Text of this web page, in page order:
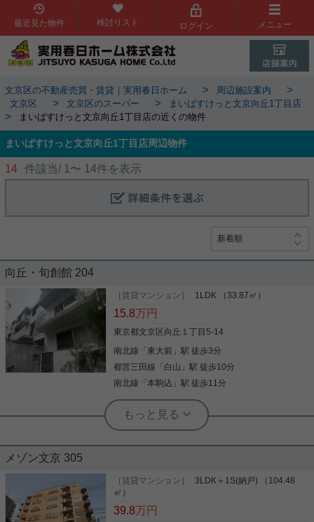
最近見た物件 検討リスト ログイン メニュー
文京区の不動産売買・賃貸｜実用春日ホーム > 周辺施設案内 >
文京区 > 文京区のスーパー > まいばすけっと文京向丘1丁目店
> まいばすけっと文京向丘1丁目店の近くの物件
まいばすけっと文京向丘1丁目店周辺物件
14 件該当/ 1 〜 14件を表示
向丘・旬創館 204
［賃貸マンション］ 1LDK （33.87㎡）
15.8万円
東京都文京区向丘１丁目5-14
南北線 「 東大前 」駅 徒歩3分
都営三田線 「 白山 」駅 徒歩10分
南北線 「本駒込 」駅 徒歩11分
実用春日ホーム 春日町店 宮﨑由実
駅徒歩３分！ペットと暮らせるおしゃ
人気の文京区でペットと暮らせる、お洒落なデザイ
ナーズ物件です！ 駅徒歩３分、周辺環境も良好でカ
ップルや新婚さんにおすすめです☆ ネット無料で設
メゾン文京 305
［賃貸マンション］
3LDK＋1S(納戸) （104.48
㎡）
39.8万円